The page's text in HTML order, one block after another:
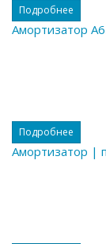
Подробнее
Амортизатор
Подробнее
Амортизатор |